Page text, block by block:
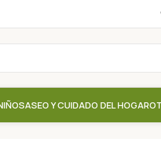
ASEO Y CUIDADO DEL HOGAR